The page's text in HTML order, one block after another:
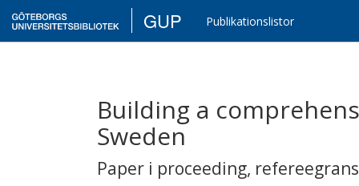
GUP Publikationslistor
Building a
Sweden
Paper i proceeding,